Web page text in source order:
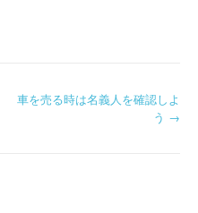
車を売る時は名義人を確認しよ
う →